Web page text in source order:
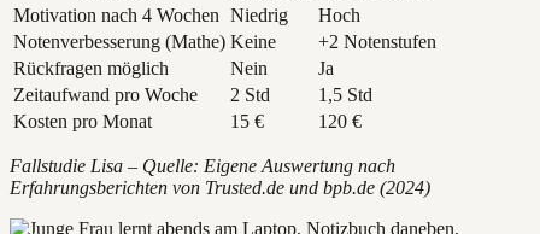
Motivation nach 4 Wochen Niedrig
Hoch
Notenverbesserung (Mathe) Keine
+2 Notenstufen
Rückfragen möglich
Nein
Ja
Zeitaufwand pro Woche
2 Std
1,5 Std
Kosten pro Monat
15 € 120 €
Fallstudie Lisa – Quelle: Eigene Auswertung nach
Erfahrungsberichten von Trusted.de und bpb.de (2024)